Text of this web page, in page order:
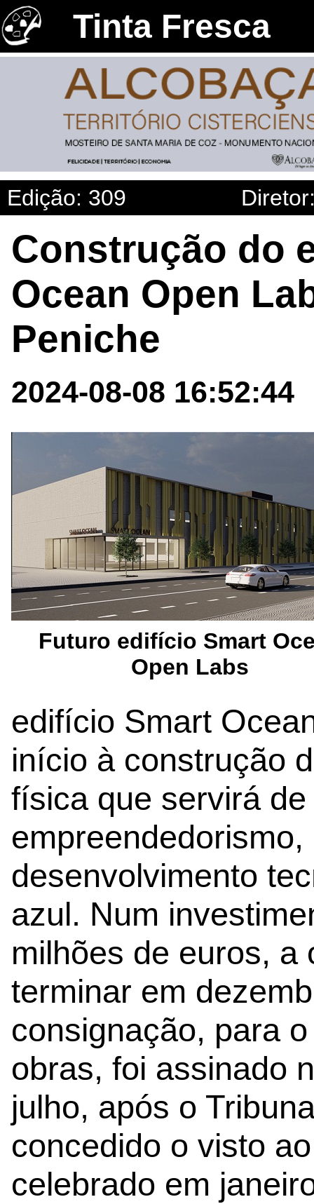
Tinta Fresca
Edição: 309
Construção do
Ocean Open
Peniche
2024-08-08 16:52:44
Futuro edifício Smart
Open Labs
edifício Smart
início à construção
física que servirá
desenvolvimento
azul. Num
milhões de euros, a
terminar em
consignação, para
obras, foi assinado
julho, após o
concedido o visto
celebrado em